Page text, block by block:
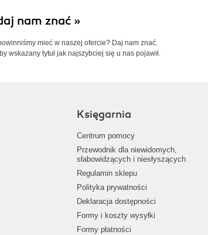
nam znać »
mieć w naszej ofercie? Daj nam znać.
wskazany tytuł jak najszybciej się u nas pojawił.
Księgarnia
Centrum pomocy
Przewodnik dla niewidomych,
słabowidzących i niesłyszących
Regulamin sklepu
Polityka prywatności
Deklaracja dostępności
Formy i koszty wysyłki
Formy płatności